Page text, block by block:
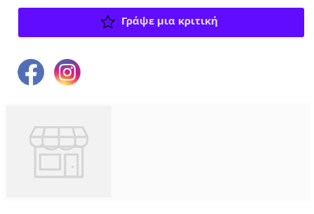
Γράψε μια κριτική